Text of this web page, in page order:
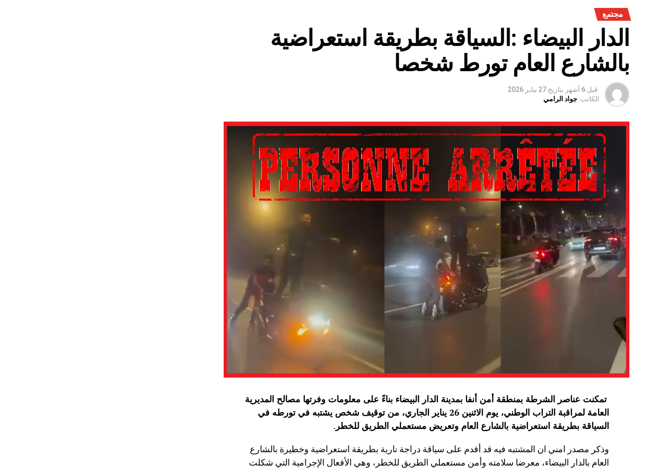
مجتمع
الدار البيضاء :السياقة بطريقة استعراضية
بالشارع العام تورط شخصا
قبل 6 أشهر بتاريخ 27 يناير 2026
الكاتب: جواد الرامي
تمكنت عناصر الشرطة بمنطقة أمن أنفا بمدينة الدار البيضاء بناءً على معلومات وفرتها مصالح المديرية
العامة لمراقبة التراب الوطني، يوم الاثنين 26 يناير الجاري، من توقيف شخص يشتبه في تورطه في
السياقة بطريقة استعراضية بالشارع العام وتعريض مستعملي الطريق للخطر .
وذكر مصدر امني ان المشتبه فيه قد أقدم على سياقة دراجة نارية بطريقة استعراضية وخطيرة بالشارع
العام بالدار البيضاء، معرضا سلامته وأمن مستعملي الطريق للخطر، وهي الأفعال الإجرامية التي شكلت